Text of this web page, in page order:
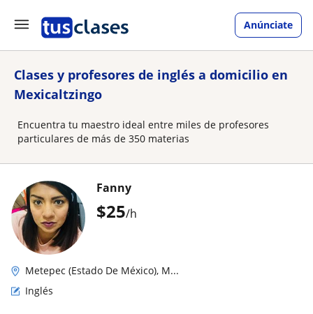
Anúnciate
Clases y profesores de inglés a domicilio en
Mexicaltzingo
Encuentra tu maestro ideal entre miles de profesores
particulares de más de 350 materias
$25/h
Fanny
Metepec (Estado De México), M...
Inglés